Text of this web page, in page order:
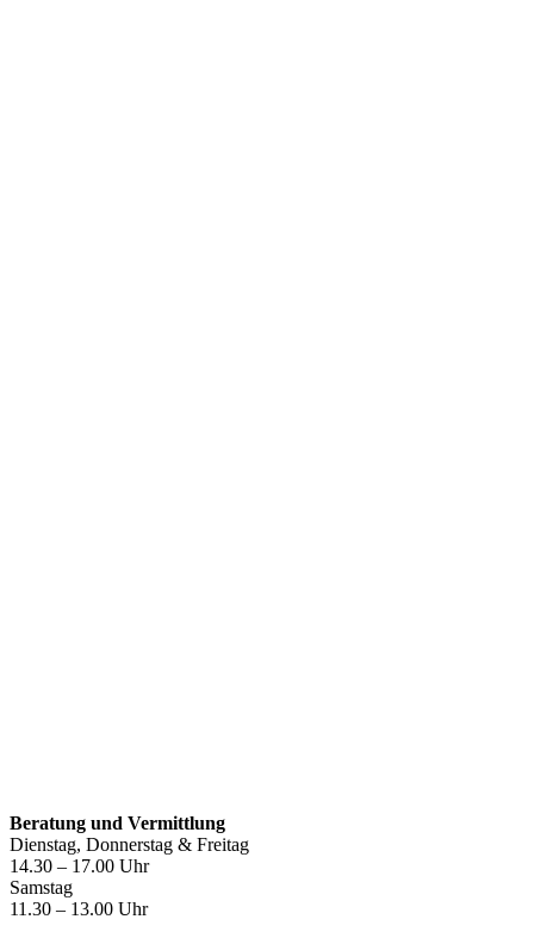
Beratung und Vermittlung
Dienstag, Donnerstag & Freitag
14.30 – 17.00 Uhr
Samstag
11.30 – 13.00 Uhr